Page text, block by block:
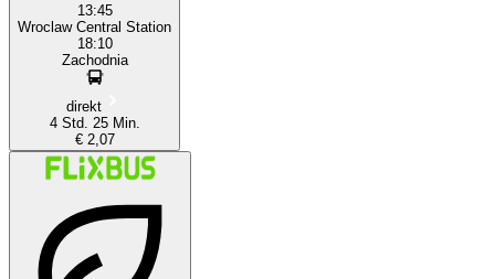
13:45
Wroclaw Central Station
18:10
Zachodnia
direkt
4 Std. 25 Min.
€ 2,07